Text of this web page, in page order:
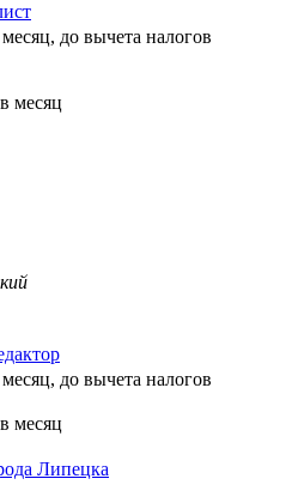
месяц, до вычета налогов
месяц
месяц, до вычета налогов
месяц
Липецка